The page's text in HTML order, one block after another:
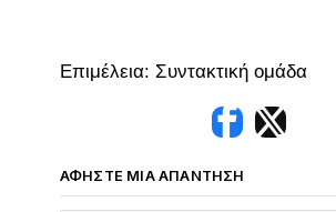
Επιμέλεια: Συντακτική ομάδα
ΑΦΉΣΤΕ ΜΙΑ ΑΠΆΝΤΗΣΗ